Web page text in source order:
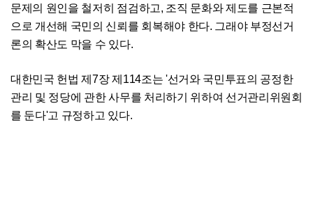
문제의 원인을 철저히 점검하고, 조직 문화와 제도를 근본적
으로 개선해 국민의 신뢰를 회복해야 한다. 그래야 부정선거
론의 확산도 막을 수 있다.
대한민국 헌법 제7장 제114조는 '선거와 국민투표의 공정한
관리 및 정당에 관한 사무를 처리하기 위하여 선거관리위원회
를 둔다'고 규정하고 있다.